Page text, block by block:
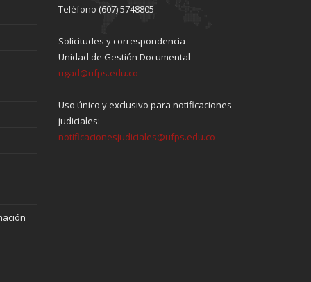
Teléfono (607) 5748805
Solicitudes y correspondencia
Unidad de Gestión Documental
ugad@ufps.edu.co
Uso único y exclusivo para notificaciones
judiciales:
notificacionesjudiciales@ufps.edu.co